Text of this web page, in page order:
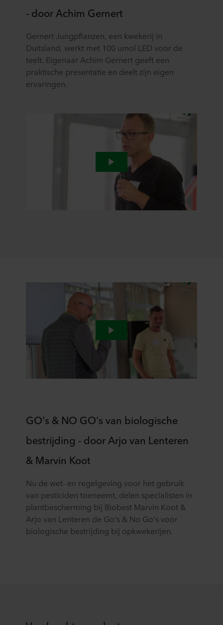
- door Achim Gernert
Gernert Jungpflanzen, een kwekerij in
Duitsland, werkt met 100 umol LED voor de
teelt. Eigenaar Achim Gernert geeft een
praktische presentatie en deelt zijn eigen
ervaringen.
GO's & NO GO's van biologische
bestrijding - door Arjo van Lenteren
& Marvin Koot
Nu de wet- en regelgeving voor het gebruik
van pesticiden toeneemt, delen specialisten in
plantbescherming bij Biobest Marvin Koot &
Arjo van Lenteren de Go's & No Go's voor
biologische bestrijding bij opkwekerijen.